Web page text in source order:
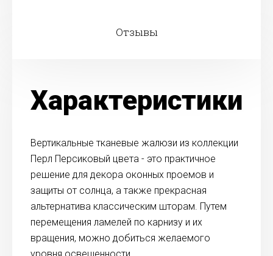
Отзывы
Характеристики
Вертикальные тканевые жалюзи из коллекции
Перл Персиковый цвета - это практичное
решение для декора оконных проемов и
защиты от солнца, а также прекрасная
альтернатива классическим шторам. Путем
перемещения ламелей по карнизу и их
вращения, можно добиться желаемого